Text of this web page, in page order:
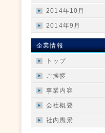
2014年10月
2014年9月
企業情報
トップ
ご挨拶
事業内容
会社概要
社内風景